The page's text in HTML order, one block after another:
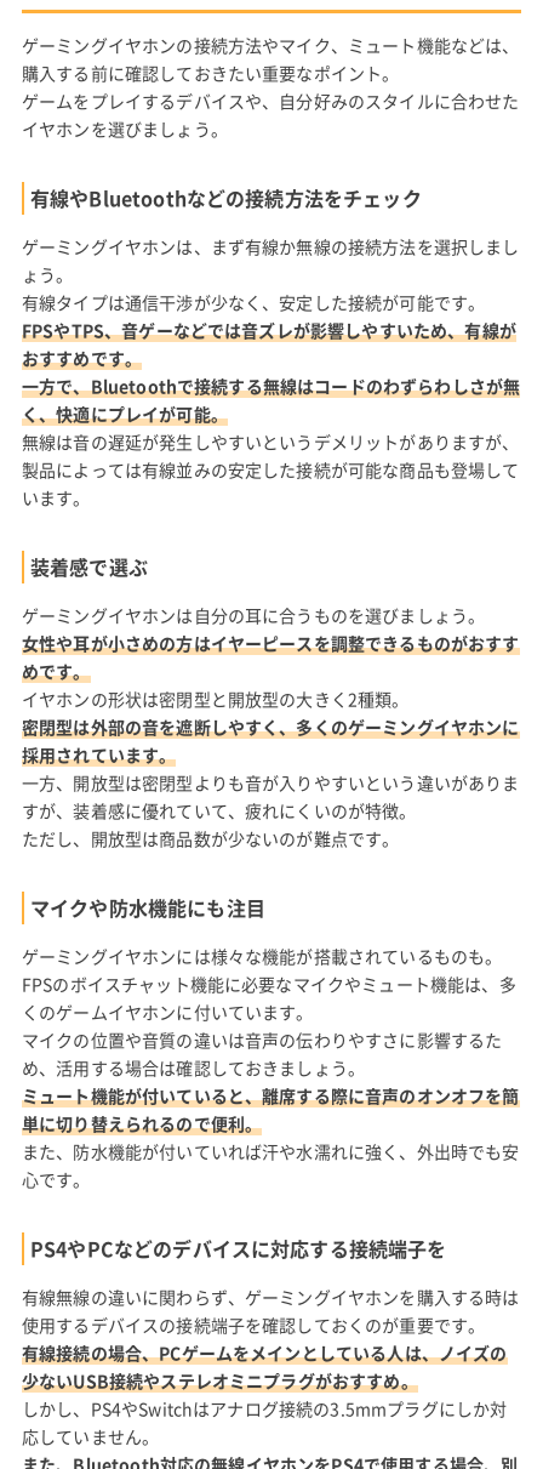
ゲーミングイヤホンの接続方法やマイク、ミュート機能などは、
購入する前に確認しておきたい重要なポイント。
ゲームをプレイするデバイスや、自分好みのスタイルに合わせた
イヤホンを選びましょう。
有線やBluetoothなどの接続方法をチェック
ゲーミングイヤホンは、まず有線か無線の接続方法を選択しまし
ょう。
有線タイプは通信干渉が少なく、安定した接続が可能です。
FPSやTPS、音ゲーなどでは音ズレが影響しやすいため、有線が
おすすめです。
一方で、Bluetoothで接続する無線はコードのわずらわしさが無
く、快適にプレイが可能。
無線は音の遅延が発生しやすいというデメリットがありますが、
製品によっては有線並みの安定した接続が可能な商品も登場して
います。
装着感で選ぶ
ゲーミングイヤホンは自分の耳に合うものを選びましょう。
女性や耳が小さめの方はイヤーピースを調整できるものがおすす
めです。
イヤホンの形状は密閉型と開放型の大きく2種類。
密閉型は外部の音を遮断しやすく、多くのゲーミングイヤホンに
採用されています。
一方、開放型は密閉型よりも音が入りやすいという違いがありま
すが、装着感に優れていて、疲れにくいのが特徴。
ただし、開放型は商品数が少ないのが難点です。
マイクや防水機能にも注目
ゲーミングイヤホンには様々な機能が搭載されているものも。
FPSのボイスチャット機能に必要なマイクやミュート機能は、多
くのゲームイヤホンに付いています。
マイクの位置や音質の違いは音声の伝わりやすさに影響するた
め、活用する場合は確認しておきましょう。
ミュート機能が付いていると、離席する際に音声のオンオフを簡
単に切り替えられるので便利。
また、防水機能が付いていれば汗や水濡れに強く、外出時でも安
心です。
PS4やPCなどのデバイスに対応する接続端子を
有線無線の違いに関わらず、ゲーミングイヤホンを購入する時は
使用するデバイスの接続端子を確認しておくのが重要です。
有線接続の場合、PCゲームをメインとしている人は、ノイズの
少ないUSB接続やステレオミニプラグがおすすめ。
しかし、PS4やSwitchはアナログ接続の3.5mmプラグにしか対
応していません。
また、Bluetooth対応の無線イヤホンをPS4で使用する場合、別